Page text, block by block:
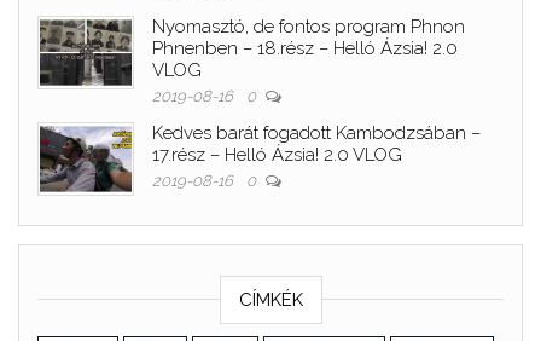
Nyomasztó, de fontos program Phnon
Phnenben – 18.rész – Helló Ázsia! 2.0
VLOG
2019-08-16 0
Kedves barát fogadott Kambodzsában –
17.rész – Helló Ázsia! 2.0 VLOG
2019-08-16 0
CÍMKÉK